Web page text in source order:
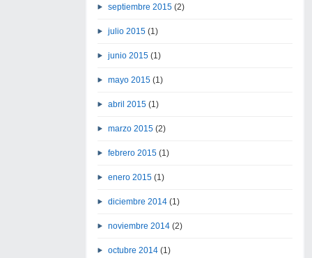
septiembre 2015(2)
julio 2015(1)
junio 2015(1)
mayo 2015(1)
abril 2015(1)
marzo 2015(2)
febrero 2015(1)
enero 2015(1)
diciembre 2014(1)
noviembre 2014(2)
octubre 2014(1)